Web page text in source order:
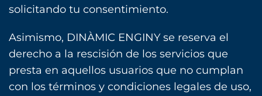
solicitando tu consentimiento.
Asimismo, DINÀMIC ENGINY se reserva el
derecho a la rescisión de los servicios que
presta en aquellos usuarios que no cumplan
con los términos y condiciones legales de uso,